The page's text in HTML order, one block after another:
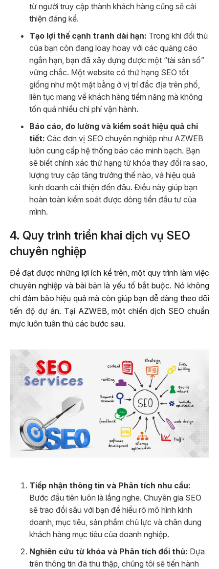
từ người truy cập thành khách hàng cũng sẽ cải
thiện đáng kể.
Tạo lợi thế cạnh tranh dài hạn: Trong khi đối thủ
của bạn còn đang loay hoay với các quảng cáo
ngắn hạn, bạn đã xây dựng được một “tài sản số”
vững chắc. Một website có thứ hạng SEO tốt
giống như một mặt bằng ở vị trí đắc địa trên phố,
liên tục mang về khách hàng tiềm năng mà không
tốn quá nhiều chi phí vận hành.
Báo cáo, đo lường và kiểm soát hiệu quả chi
tiết: Các đơn vị SEO chuyên nghiệp như AZWEB
luôn cung cấp hệ thống báo cáo minh bạch. Bạn
sẽ biết chính xác thứ hạng từ khóa thay đổi ra sao,
lượng truy cập tăng trưởng thế nào, và hiệu quả
kinh doanh cải thiện đến đâu. Điều này giúp bạn
hoàn toàn kiểm soát được dòng tiền đầu tư của
mình.
4. Quy trình triển khai dịch vụ SEO
chuyên nghiệp
Để đạt được những lợi ích kể trên, một quy trình làm việc
chuyên nghiệp và bài bản là yếu tố bắt buộc. Nó không
chỉ đảm bảo hiệu quả mà còn giúp bạn dễ dàng theo dõi
tiến độ dự án. Tại AZWEB, một chiến dịch SEO chuẩn
mực luôn tuân thủ các bước sau.
Tiếp nhận thông tin và Phân tích nhu cầu:
Bước đầu tiên luôn là lắng nghe. Chuyên gia SEO
sẽ trao đổi sâu với bạn để hiểu rõ mô hình kinh
doanh, mục tiêu, sản phẩm chủ lực và chân dung
khách hàng mục tiêu của doanh nghiệp.
Nghiên cứu từ khóa và Phân tích đối thủ: Dựa
trên thông tin đã thu thập, chúng tôi sẽ tiến hành